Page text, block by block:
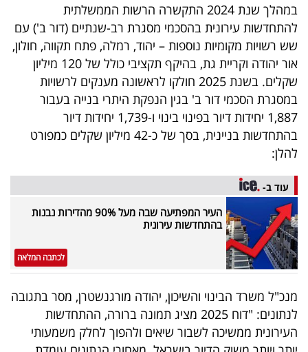
במהלך שנת 2024 התקשרה הרשות הממשלתית
להתחדשות עירונית בהסכמי מסגרת רב-שנתיים (דור ב') עם
שש רשויות מקומיות נוספות – יהוד, רמלה, פתח תקווה, חולון,
אור יהודה וקריית גת, בהיקף תקציבי כולל של 120 מיליון
שקלים. בשנת 2025 חולקו לראשונה מענקים לרשויות
במסגרת הסכמי דור ב' בגין הנפקת היתרי בנייה בעבור
1,887 יחידות דיור בפינוי בינוי ו-1,739 יחידות דיור
בהתחדשות בניינית, בסך של כ-42 מיליון שקלים כמפורט
להלן:
עוד ב-
העיר המפתיעה שבה מעל 90% מהדירות נבנות
בהתחדשות עירונית
לכתבה המלאה
מנכ"ל משרד הבינוי והשיכון, יהודה מורגנשטרן, מסר בתגובה
לנתונים: "דוח 2025 מציג תמונה ברורה, ההתחדשות
העירונית ממשיכה לשבור שיאים ולהפוך לחלק משמעותי